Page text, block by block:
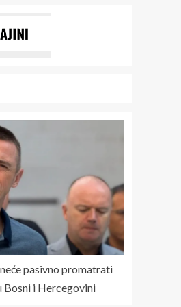
pasivno promatrati
Bosni i Hercegovini